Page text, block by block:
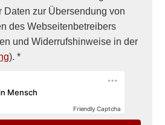
Daten zur Übersendung von
des Webseitenbetreibers
und Widerrufshinweise in der
). *
Friendly Captcha